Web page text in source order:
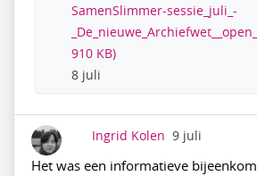
SamenSlimmer-sessie_juli_-
910 KB)
8 juli
Ingrid Kolen 9 juli
Het was een informatieve